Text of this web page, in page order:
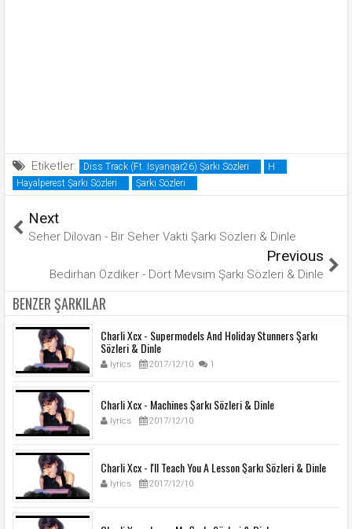
Etiketler: Diss Track (Ft. Isyanqar26) Şarkı Sözleri
H
Hayalperest Şarkı Sözleri
Şarkı Sözleri
Next
Seher Dilovan - Bir Seher Vakti Şarkı Sözleri & Dinle
Previous
Bedirhan Özdiker - Dört Mevsim Şarkı Sözleri & Dinle
BENZER ŞARKILAR
Charli Xcx - Supermodels And Holiday Stunners Şarkı
Sözleri & Dinle
lyrics 2017/12/10 1
Charli Xcx - Machines Şarkı Sözleri & Dinle
lyrics 2017/12/10
Charli Xcx - I'll Teach You A Lesson Şarkı Sözleri & Dinle
lyrics 2017/12/10